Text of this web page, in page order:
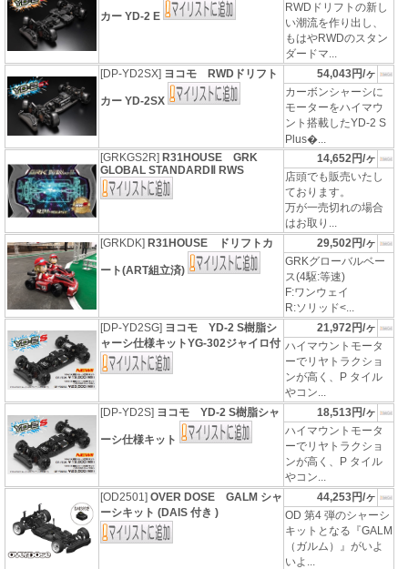
カー YD-2 E
RWDドリフトの新し
い潮流を作り出し、
もはやRWDのスタン
ダードマ...
[DP-YD2SX] ヨコモ RWDドリフト
カー YD-2SX
54,043円/ヶ
カーボンシャーシに
モーターをハイマウ
ント搭載したYD-2 S
Plus�...
[GRKGS2R] R31HOUSE GRK
GLOBAL STANDARDⅡ RWS
14,652円/ヶ
店頭でも販売いたし
ております。
万が一売切れの場合
はお取り...
[GRKDK] R31HOUSE ドリフトカ
ート(ART組立済)
29,502円/ヶ
GRKグローバルベー
ス(4駆:等速)
F:ワンウェイ
R:ソリッド<...
[DP-YD2SG] ヨコモ YD-2 S樹脂シ
ャーシ仕様キットYG-302ジャイロ付
21,972円/ヶ
ハイマウントモータ
ーでリヤトラクショ
ンが高く、P タイル
やコン...
[DP-YD2S] ヨコモ YD-2 S樹脂シャ
ーシ仕様キット
18,513円/ヶ
ハイマウントモータ
ーでリヤトラクショ
ンが高く、P タイル
やコン...
[OD2501]OVER DOSE GALM シャ
ーシキット (DAIS 付き )
44,253円/ヶ
OD 第4 弾のシャーシ
キットとなる『GALM
（ガルム）』がいよ
いよ...